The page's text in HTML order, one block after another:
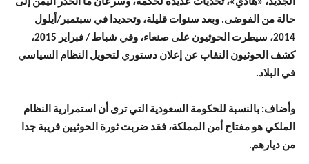
الجديد، «هادي»، تحديات عديدة لحكمه، وسرعان ما انحدر اليمن إلى
حالة من الفوضى. وبعد سنوات قليلة، وتحديدا في سبتمبر/أيلول
2014، سيطرت الحوثيون على صنعاء، وفي شباط / فبراير 2015،
كشف الحوثيون النقاب عن إعلان دستوري لتحويل النظام السياسي
في البلاد.
وأضاف: بالنسبة للحكومة السعودية التي ترى أن استمرارية النظام
الملكي هو مفتاح أمن المملكة، فقد ضربت ثورة الحوثيين قريبة جدا
من ديارهم.